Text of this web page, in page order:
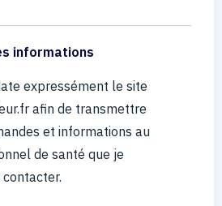
informations
expressément le site
afin de transmettre
et informations au
de santé que je